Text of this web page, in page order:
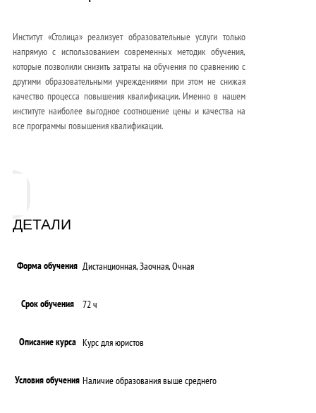
Институт «Столица» реализует образовательные услуги только
напрямую с использованием современных методик обучения,
которые позволили снизить затраты на обучения по сравнению с
другими образовательными учреждениями при этом не снижая
качество процесса повышения квалификации. Именно в нашем
институте наиболее выгодное соотношение цены и качества на
все программы повышения квалификации.
ДЕТАЛИ
Форма обучения Дистанционная, Заочная, Очная
Срок обучения 72 ч
Описание курса Курс для юристов
Условия обучения Наличие образования выше среднего